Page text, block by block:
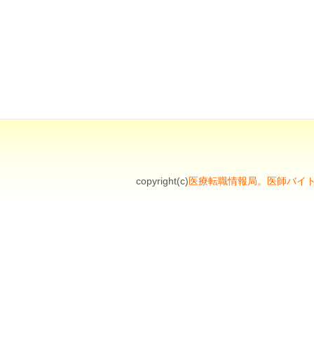
copyright(c)医療転職情報局。医師バイ